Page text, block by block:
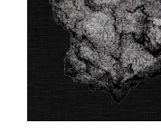
English version